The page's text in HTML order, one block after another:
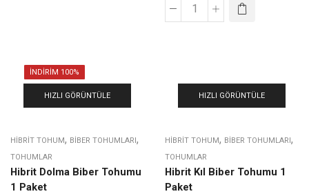
İNDIRIM 100%
HIZLI GÖRÜNTÜLE
HIBRIT TOHUM, BIBER TOHUMLARI,
TOHUMLAR
Hibrit Dolma Biber Tohumu
1 Paket
HIZLI GÖRÜNTÜLE
HIBRIT TOHUM, BIBER TOHUMLARI,
TOHUMLAR
Hibrit Kıl Biber Tohumu 1
Paket